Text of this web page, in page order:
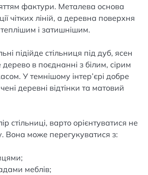
фактури. Металева основа
чітких ліній, а деревна поверхня
теплішим і затишнішим.
підійде стільниця під дуб, ясен
в поєднанні з білим, сірим
У темнішому інтер’єрі добре
деревні відтінки та матовий
стільниці, варто орієнтуватися не
Вона може перегукуватися з:
меблів;